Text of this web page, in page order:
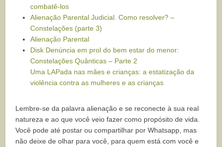
combatê-los
Alienação Parental Judicial. Como resolver? –
Constelações (parte 3)
Alienação Parental
Disk Denúncia em prol do bem estar do menor:
Constelações Quânticas – Parte 2
Uma LAPada nas mães e crianças: a estatização da
violência contra as mulheres e as crianças
Lembre-se da palavra alienação e se reconecte à sua real
natureza e ao que você veio fazer como propósito de vida.
Você pode até postar ou compartilhar por Whatsapp, mas
não deixe de olhar para você, para quem está com você e